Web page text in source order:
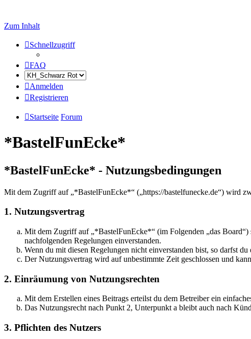
Zum Inhalt
Schnellzugriff
FAQ
Anmelden
Registrieren
Startseite Forum
*BastelFunEcke*
*BastelFunEcke* - Nutzungsbedingungen
Mit dem Zugriff auf „*BastelFunEcke*“ („https://bastelfunecke.de“) wird
1. Nutzungsvertrag
Mit dem Zugriff auf „*BastelFunEcke*“ (im Folgenden „das
nachfolgenden Regelungen einverstanden.
Wenn du mit diesen Regelungen nicht einverstanden bist, so darfst
Der Nutzungsvertrag wird auf unbestimmte Zeit geschlossen und
2. Einräumung von Nutzungsrechten
Mit dem Erstellen eines Beitrags erteilst du dem Betreiber ein
Das Nutzungsrecht nach Punkt 2, Unterpunkt a bleibt auch nach
3. Pflichten des Nutzers